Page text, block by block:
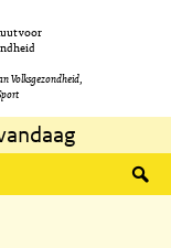
voor
Volksgezondheid,